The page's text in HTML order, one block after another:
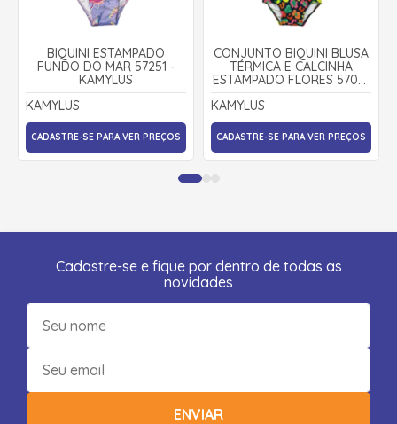
BIQUINI ESTAMPADO
FUNDO DO MAR 57251 -
KAMYLUS
KAMYLUS
CADASTRE-SE PARA VER PREÇOS
CONJUNTO BIQUINI BLUSA
TÉRMICA E CALCINHA
ESTAMPADO FLORES 57041
- KAMYLUS
KAMYLUS
CADASTRE-SE PARA VER PREÇOS
Cadastre-se e fique por dentro de todas as
novidades
ENVIAR